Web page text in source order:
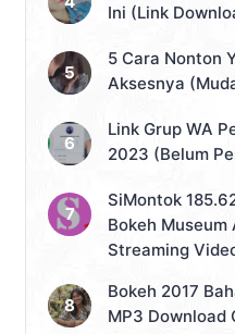
Ini (Link
5 Cara Nonton
Aksesnya
Link Grup WA
2023 (Belum
SiMontok
Bokeh Museum
Streaming
Bokeh 2017
MP3 Download